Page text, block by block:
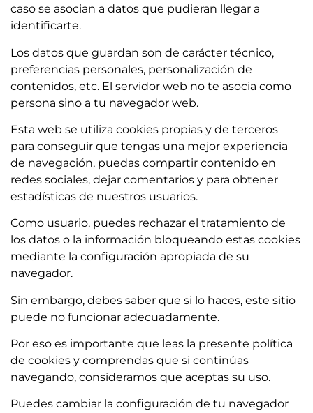
caso se asocian a datos que pudieran llegar a
identificarte.
Los datos que guardan son de carácter técnico,
preferencias personales, personalización de
contenidos, etc. El servidor web no te asocia como
persona sino a tu navegador web.
Esta web se utiliza cookies propias y de terceros
para conseguir que tengas una mejor experiencia
de navegación, puedas compartir contenido en
redes sociales, dejar comentarios y para obtener
estadísticas de nuestros usuarios.
Como usuario, puedes rechazar el tratamiento de
los datos o la información bloqueando estas cookies
mediante la configuración apropiada de su
navegador.
Sin embargo, debes saber que si lo haces, este sitio
puede no funcionar adecuadamente.
Por eso es importante que leas la presente política
de cookies y comprendas que si continúas
navegando, consideramos que aceptas su uso.
Puedes cambiar la configuración de tu navegador